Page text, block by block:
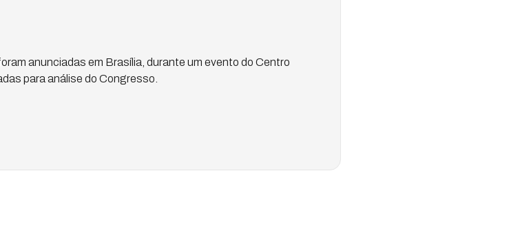
anunciadas em Brasília, durante um evento do Centro
para análise do Congresso.